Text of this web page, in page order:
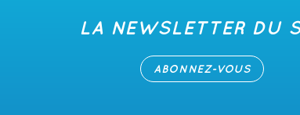
LA NEWSLETTER DU
ABONNEZ-VOUS